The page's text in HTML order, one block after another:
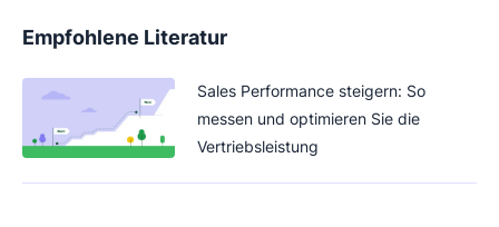
Empfohlene Literatur
Sales Performance steigern: So
messen und optimieren Sie die
Vertriebsleistung